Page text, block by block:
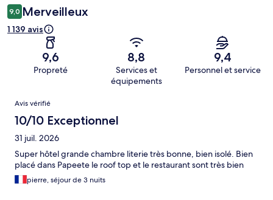
9,0 Merveilleux
1 139 avis
9,6
Propreté
8,8
Services et
équipements
9,4
Personnel et service
Avis
Avis vérifié
10/10 Exceptionnel
31 juil. 2026
Super hôtel grande chambre literie très bonne, bien isolé. Bien
placé dans Papeete le roof top et le restaurant sont très bien
pierre, séjour de 3 nuits